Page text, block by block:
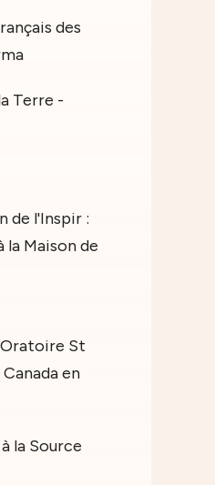
des
Terre -
de l'Inspir :
la Maison de
St
en
la Source